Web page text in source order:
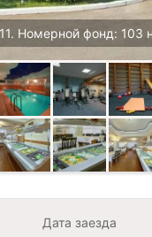
Номерной фонд: 103
Дата заезда